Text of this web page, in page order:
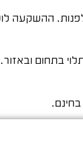
לפנות. ההשקעה
לקליק בתחום המשפטי עומדת על 15 עד 50 שח, ועלות ליד יכולה להגיע ל-200 עד 600 שח,